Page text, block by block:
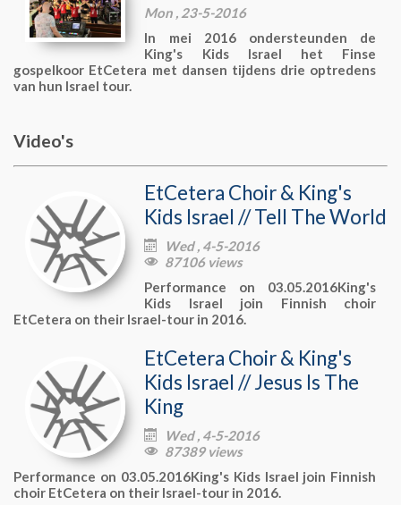
Mon , 23-5-2016
In mei 2016 ondersteunden de
King's Kids Israel het Finse
gospelkoor EtCetera met dansen tijdens drie optredens
van hun Israel tour.
Video's
EtCetera Choir & King's
Kids Israel // Tell The World
 Wed , 4-5-2016
 87106 views
Performance on 03.05.2016King's
Kids Israel join Finnish choir
EtCetera on their Israel-tour in 2016.
EtCetera Choir & King's
Kids Israel // Jesus Is The
King
 Wed , 4-5-2016
 87389 views
Performance on 03.05.2016King's Kids Israel join Finnish
choir EtCetera on their Israel-tour in 2016.